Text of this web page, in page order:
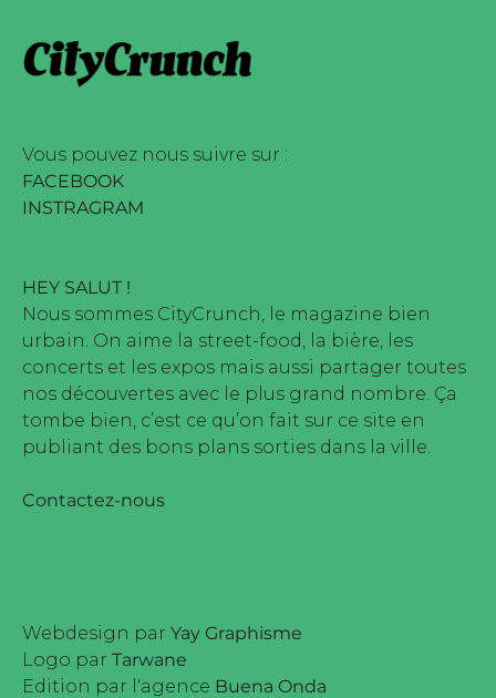
déposée • Tous droits
par Buena Onda Web •
Vous pouvez nous suivre sur :
FACEBOOK
INSTRAGRAM
HEY SALUT !
Nous sommes CityCrunch, le magazine bien
urbain. On aime la street-food, la bière, les
concerts et les expos mais aussi partager toutes
nos découvertes avec le plus grand nombre. Ça
tombe bien, c’est ce qu’on fait sur ce site en
publiant des bons plans sorties dans la ville.
Contactez-nous
Webdesign par Yay Graphisme
Logo par Tarwane
Edition par l'agence Buena Onda